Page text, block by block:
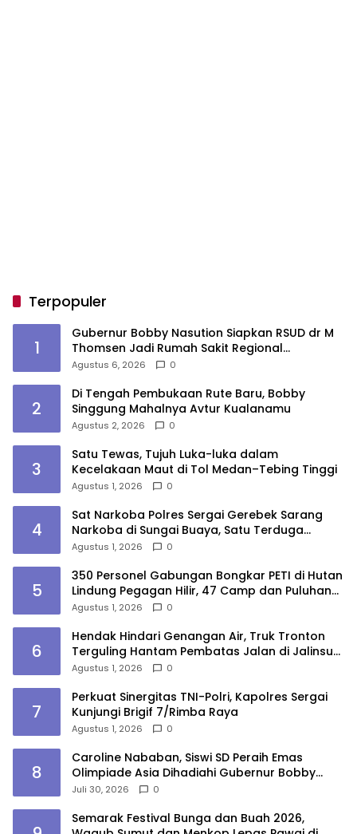
Terpopuler
1
Gubernur Bobby Nasution Siapkan RSUD dr M
Thomsen Jadi Rumah Sakit Regional
Kepulauan Nias
Agustus 6, 2026 0
2
Di Tengah Pembukaan Rute Baru, Bobby
Singgung Mahalnya Avtur Kualanamu
Agustus 2, 2026 0
3
Satu Tewas, Tujuh Luka-luka dalam
Kecelakaan Maut di Tol Medan–Tebing Tinggi
Agustus 1, 2026 0
4
Sat Narkoba Polres Sergai Gerebek Sarang
Narkoba di Sungai Buaya, Satu Terduga
Pelaku Diamankan
Agustus 1, 2026 0
5
350 Personel Gabungan Bongkar PETI di Hutan
Lindung Pegagan Hilir, 47 Camp dan Puluhan
Peralatan Dimusnahkan
Agustus 1, 2026 0
6
Hendak Hindari Genangan Air, Truk Tronton
Terguling Hantam Pembatas Jalan di Jalinsum
Sergai
Agustus 1, 2026 0
7
Perkuat Sinergitas TNI-Polri, Kapolres Sergai
Kunjungi Brigif 7/Rimba Raya
Agustus 1, 2026 0
8
Caroline Nababan, Siswi SD Peraih Emas
Olimpiade Asia Dihadiahi Gubernur Bobby
Nasution Beasiswa Hingga Rumah
Juli 30, 2026 0
Semarak Festival Bunga dan Buah 2026,